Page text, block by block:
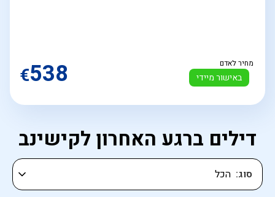
באישור מיידי
מחיר לאדם €538
דילים ברגע האחרון לקישינב
סוג